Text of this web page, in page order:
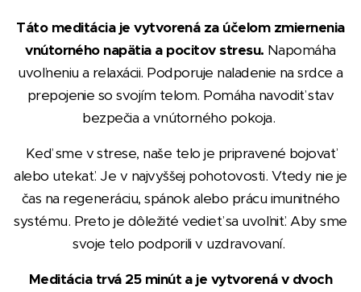
Táto meditácia je vytvorená za účelom zmiernenia
vnútorného napätia a pocitov stresu. Napomáha
uvoľneniu a relaxácii. Podporuje naladenie na srdce a
prepojenie so svojím telom. Pomáha navodiť stav
bezpečia a vnútorného pokoja.
Keď sme v strese, naše telo je pripravené bojovať
alebo utekať. Je v najvyššej pohotovosti. Vtedy nie je
čas na regeneráciu, spánok alebo prácu imunitného
systému. Preto je dôležité vedieť sa uvoľniť. Aby sme
svoje telo podporili v uzdravovaní.
Meditácia trvá 25 minút a je vytvorená v dvoch